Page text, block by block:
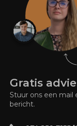
Gratis
Stuur ons een mail
bericht.